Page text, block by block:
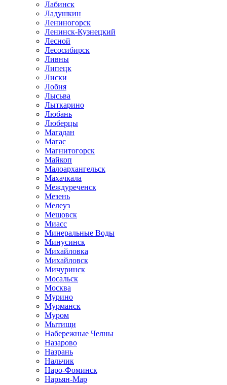
Лабинск
Ладушкин
Лениногорск
Ленинск-Кузнецкий
Лесной
Лесосибирск
Ливны
Липецк
Лиски
Лобня
Лысьва
Лыткарино
Любань
Люберцы
Магадан
Магас
Магнитогорск
Майкоп
Малоархангельск
Махачкала
Междуреченск
Мезень
Мелеуз
Мещовск
Миасс
Минеральные Воды
Минусинск
Михайловка
Михайловск
Мичуринск
Мосальск
Москва
Мурино
Мурманск
Муром
Мытищи
Набережные Челны
Назарово
Назрань
Нальчик
Наро-Фоминск
Нарьян-Мар